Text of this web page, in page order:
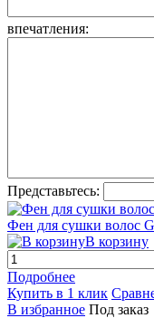
впечатления:
Представьтесь:
Фен для сушки волос
В корзину
Подробнее
Купить в 1 клик
В избранное Под заказ